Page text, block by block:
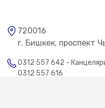
720016
г. Бишкек, проспект
0312 557 642 -
0312 557 616